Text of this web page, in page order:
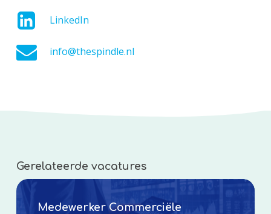
LinkedIn
info@thespindle.nl
Gerelateerde vacatures
Medewerker Commerciële